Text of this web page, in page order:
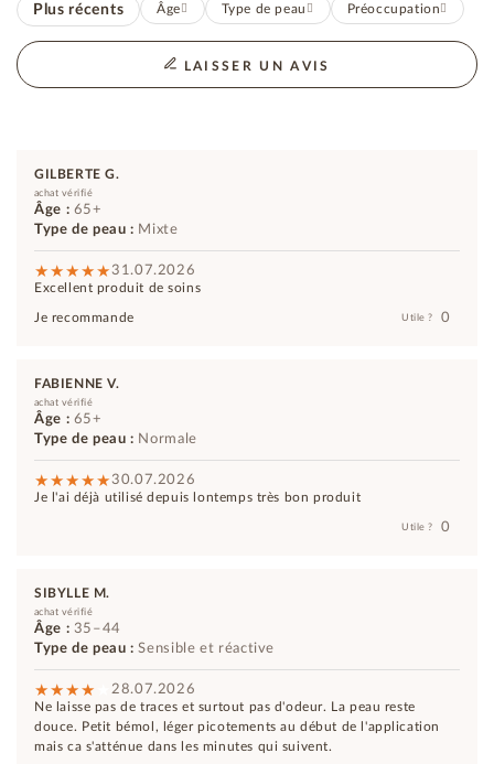
Plus récents Âge Type de peau Préoccupation
LAISSER UN AVIS
GILBERTE G.
achat vérifié
Âge : 65+
Type de peau : Mixte
31.07.2026
Excellent produit de soins
Je recommande Utile ? 0
FABIENNE V.
achat vérifié
Âge : 65+
Type de peau : Normale
30.07.2026
Je l'ai déjà utilisé depuis lontemps très bon produit
Utile ? 0
SIBYLLE M.
achat vérifié
Âge : 35–44
Type de peau : Sensible et réactive
28.07.2026
Ne laisse pas de traces et surtout pas d'odeur. La peau reste
douce. Petit bémol, léger picotements au début de l'application
mais ca s'atténue dans les minutes qui suivent.